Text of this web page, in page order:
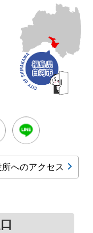
Youtube
へのアクセス